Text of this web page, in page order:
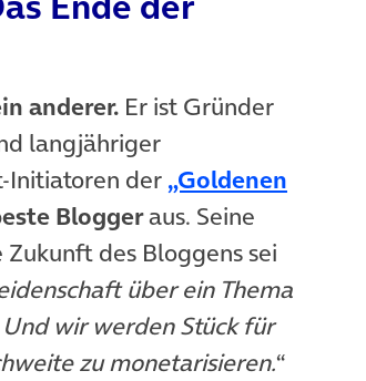
anderer. Er ist Gründer
in neuem Tab)
langjähriger
Initiatoren der „Goldenen
Bloggeraus. Seine
in neuem Tab)
Zukunft des Bloggens sei
über ein Thema
wir werden Stück für
zu monetarisieren.“